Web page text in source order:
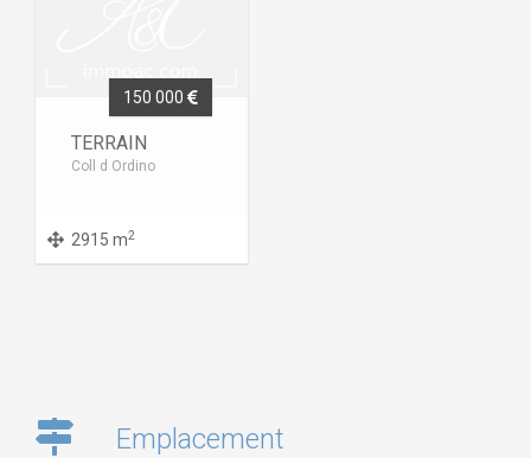
150 000
TERRAIN
Coll d Ordino
2915 m2
Emplacement